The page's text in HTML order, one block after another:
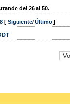
del 26 al 50.
8 [ Siguiente/ Último ]